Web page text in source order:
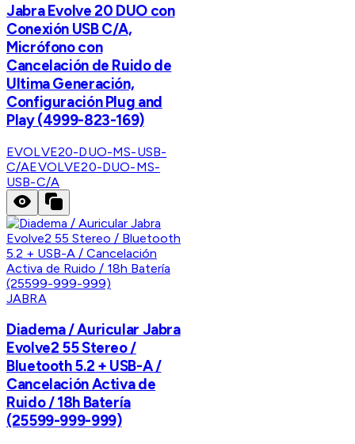
Jabra Evolve 20 DUO con
Conexión USB C/A,
Micrófono con
Cancelación de Ruido de
Ultima Generación,
Configuración Plug and
Play (4999-823-169)
EVOLVE20-DUO-MS-USB-
C/AEVOLVE20-DUO-MS-
USB-C/A
JABRA
Diadema / Auricular Jabra
Evolve2 55 Stereo /
Bluetooth 5.2 + USB-A /
Cancelación Activa de
Ruido / 18h Batería
(25599-999-999)